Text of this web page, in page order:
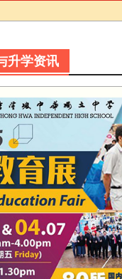
升学资讯